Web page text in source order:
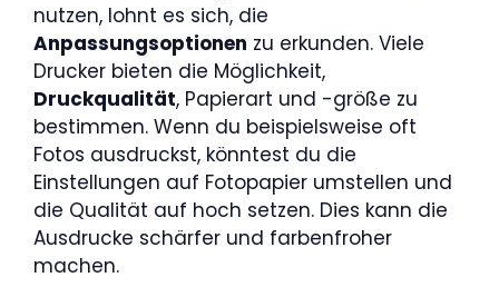
nutzen, lohnt es sich, die
Anpassungsoptionen zu erkunden. Viele
Drucker bieten die Möglichkeit,
Druckqualität, Papierart und -größe zu
bestimmen. Wenn du beispielsweise oft
Fotos ausdruckst, könntest du die
Einstellungen auf Fotopapier umstellen und
die Qualität auf hoch setzen. Dies kann die
Ausdrucke schärfer und farbenfroher
machen.